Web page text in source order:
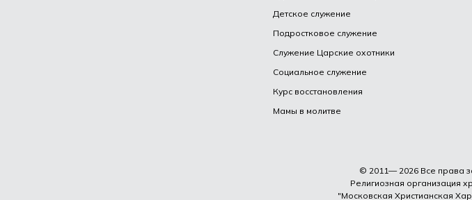
Детское служение
Подростковое служение
Служение Царские охотники
Социальное служение
Курс восстановления
Мамы в молитве
© 2011— 2026 Все права
Религиозная организация
"Московская Христианская